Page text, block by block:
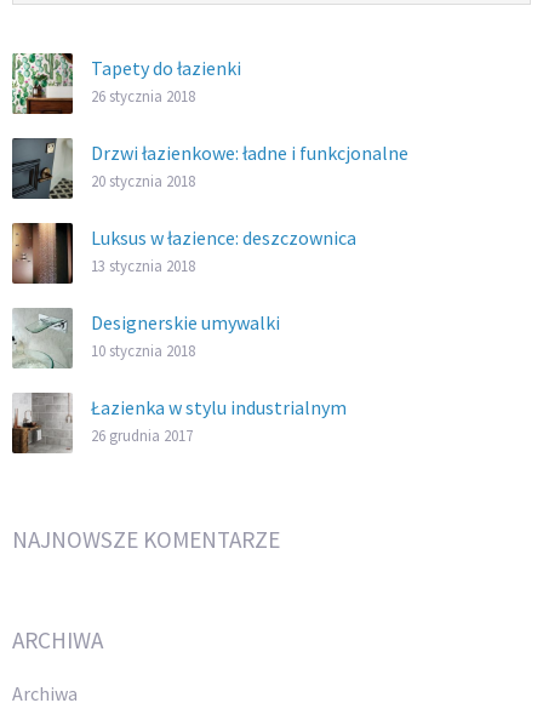
Tapety do łazienki
26 stycznia 2018
Drzwi łazienkowe: ładne i funkcjonalne
20 stycznia 2018
Luksus w łazience: deszczownica
13 stycznia 2018
Designerskie umywalki
10 stycznia 2018
Łazienka w stylu industrialnym
26 grudnia 2017
NAJNOWSZE KOMENTARZE
ARCHIWA
Archiwa